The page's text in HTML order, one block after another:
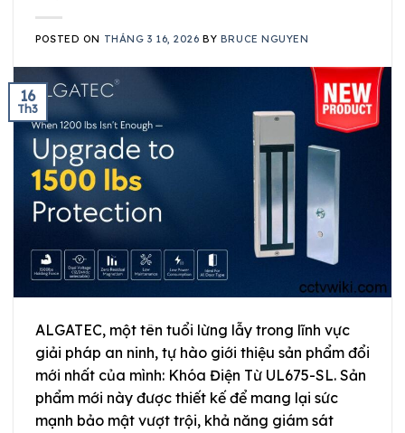
POSTED ON THÁNG 3 16, 2026 BY BRUCE NGUYEN
16
Th3
ALGATEC, một tên tuổi lừng lẫy trong lĩnh vực
giải pháp an ninh, tự hào giới thiệu sản phẩm đổi
mới nhất của mình: Khóa Điện Từ UL675-SL. Sản
phẩm mới này được thiết kế để mang lại sức
mạnh bảo mật vượt trội, khả năng giám sát